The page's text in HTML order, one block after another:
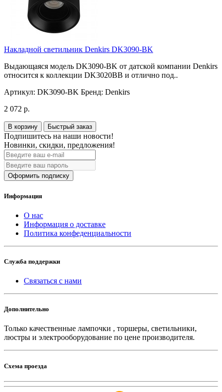
Накладной светильник Denkirs DK3090-BK
Выдающаяся модель DK3090-BK от датской компании Denkirs
относится к коллекции DK3020BВ и отлично под..
Артикул: DK3090-BK Бренд: Denkirs
2 072 р.
В корзину Быстрый заказ
Подпишитесь на наши новости!
Новинки, скидки, предложения!
Оформить подписку
Информация
О нас
Информация о доставке
Политика конфеденциальности
Служба поддержки
Связаться с нами
Дополнительно
Только качественные лампочки , торшеры, светильники,
люстры и электрооборудование по цене производителя.
Схема проезда